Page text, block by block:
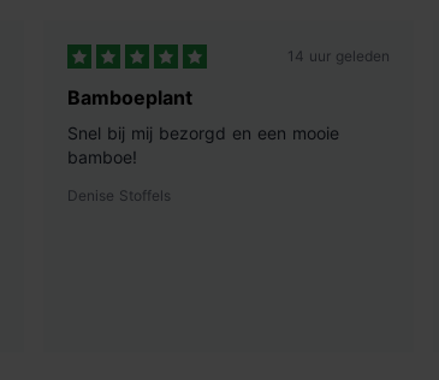
14 uur geleden
Bamboeplant
Snel bij mij bezorgd en een mooie
bamboe!
Denise Stoffels